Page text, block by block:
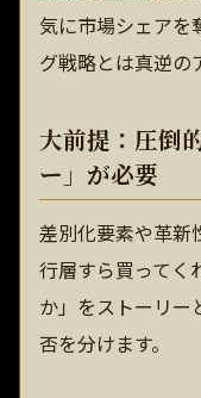
気に市場シェアを
グ戦略とは真逆の
大前提：圧倒
ー」が必要
差別化要素や革新
行層すら買ってく
か」をストーリー
否を分けます。